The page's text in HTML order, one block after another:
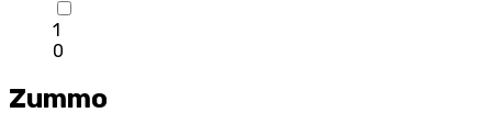
1
0
Zummo